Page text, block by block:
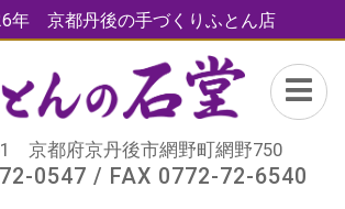
年 京都丹後の手づくりふとん店
京都府京丹後市網野町網野750
0547 / FAX 0772-72-6540